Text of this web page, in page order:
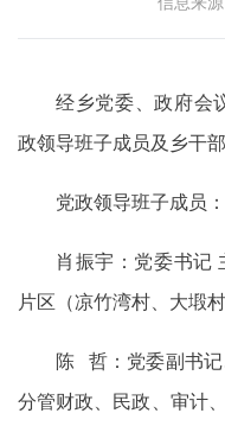
经乡党委、政府会
政领导班子成员及乡干
党政领导班子成员：
肖振宇：党委书记
片区（凉竹湾村、大塅
陈 哲：党委副书记
分管财政、民政、审计